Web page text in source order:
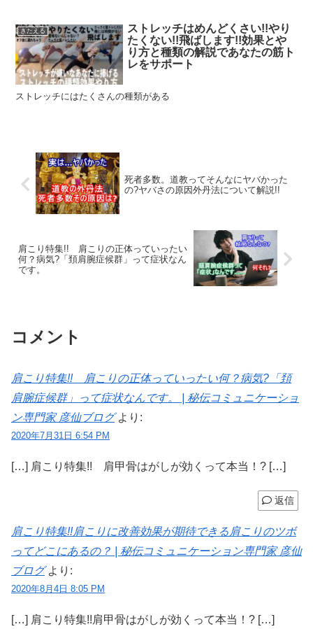
きたえる
ストレッチはめんどくさい!!やり
たくない!!飛ばします!!効果とや
り方と種類の解説であなたの筋ト
レをサポート
ストレッチにはたくさんの種類がある
死者多数。道教ってそんなにヤバかった
の?ヤバさの原因外丹法について解説!!
肩こり特集!! 肩こりの正体っていったい
何？病気?「頚肩腕症候群」って症状なん
です。
コメント
肩こり特集!! 肩こりの正体っていったい何？病気?「頚
肩腕症候群」って症状なんです。 | 秘伝コミュニケーショ
ン専門家 彦仙ブログ より:
2020年7月31日 6:54 PM
[…] 肩こり特集!! 肩甲骨はがしが効くって本当！? […]
返信
肩こり特集!!肩こりに改善効果が期待できる肩こりのツボ
ってどこにあるの？ | 秘伝コミュニケーション専門家 彦仙
ブログ より:
2020年8月4日 8:05 PM
[…] 肩こり特集!!肩甲骨はがしが効くって本当！? […]